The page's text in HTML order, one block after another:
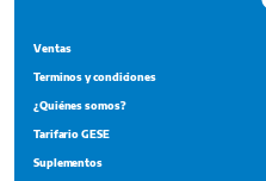
Ventas
Terminos y condiciones
¿Quiénes somos?
Tarifario GESE
Suplementos